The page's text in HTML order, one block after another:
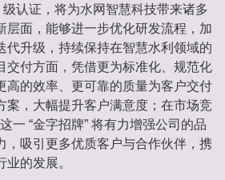
认证，将为水网智慧科技带来诸多
层面，能够进一步优化研发流程，加
代升级，持续保持在智慧水利领域的
交付方面，凭借更为标准化、规范化
高的效率、更可靠的质量为客户交付
案，大幅提升客户满意度；在市场竞
一 “金字招牌” 将有力增强公司的品
，吸引更多优质客户与合作伙伴，携
的发展。